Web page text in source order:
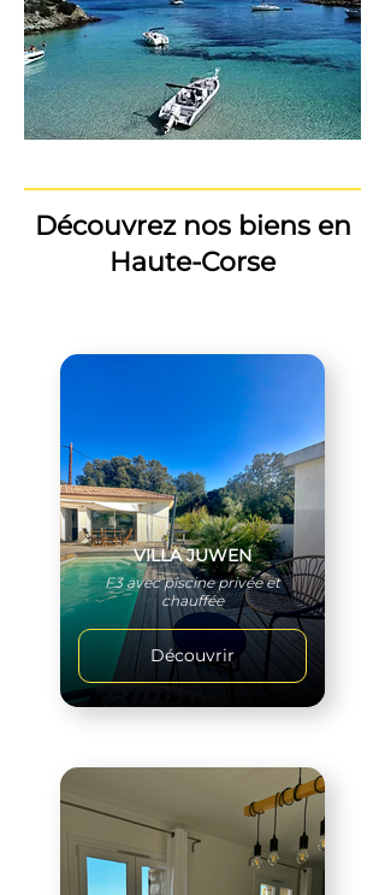
Découvrez nos biens en
Haute-Corse
VILLA JUWEN
F3 avec piscine privée et
chauffée
Découvrir